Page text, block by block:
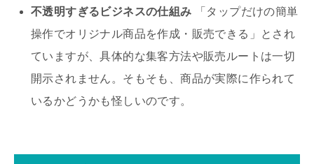
不透明すぎるビジネスの仕組み 「タップだけの簡単
操作でオリジナル商品を作成・販売できる」とされ
ていますが、具体的な集客方法や販売ルートは一切
開示されません。そもそも、商品が実際に作られて
いるかどうかも怪しいのです。